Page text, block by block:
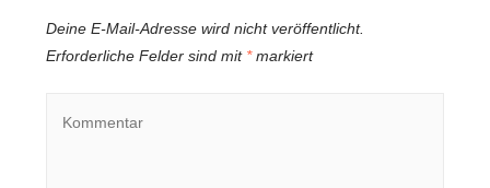
Deine E-Mail-Adresse wird nicht veröffentlicht.
Erforderliche Felder sind mit *markiert